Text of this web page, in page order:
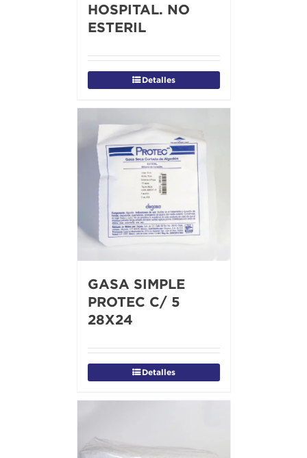
HOSPITAL. NO
ESTERIL
Detalles
GASA SIMPLE
PROTEC C/ 5
28X24
Detalles